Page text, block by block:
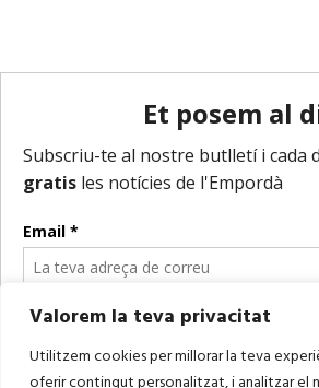
Valorem la teva privacitat
Utilitzem cookies per millorar la teva